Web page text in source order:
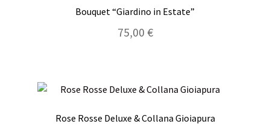
Bouquet “Giardino in Estate”
75,00 €
Rose Rosse Deluxe & Collana Gioiapura